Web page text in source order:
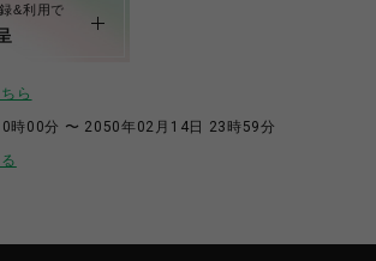
&利用で
ら
時00分 〜 2050年02月14日 23時59分